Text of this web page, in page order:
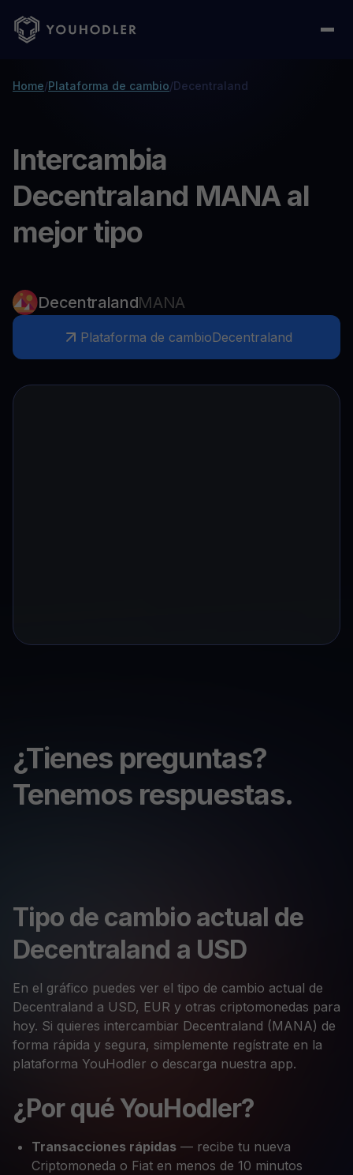
Home/Plataforma de cambio/Decentraland
Intercambia
Decentraland MANA al
mejor tipo
DecentralandMANA
Plataforma de cambioDecentraland
¿Tienes preguntas?
Tenemos respuestas.
Tipo de cambio actual de
Decentraland a USD
En el gráfico puedes ver el tipo de cambio actual de
Decentraland a USD, EUR y otras criptomonedas para
hoy. Si quieres intercambiar Decentraland (MANA) de
forma rápida y segura, simplemente regístrate en la
plataforma YouHodler o descarga nuestra app.
¿Por qué YouHodler?
Transacciones rápidas — recibe tu nueva
Criptomoneda o Fiat en menos de 10 minutos